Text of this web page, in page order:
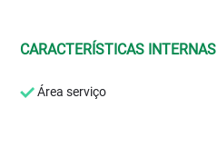
CARACTERÍSTICAS INTERNAS
Área serviço